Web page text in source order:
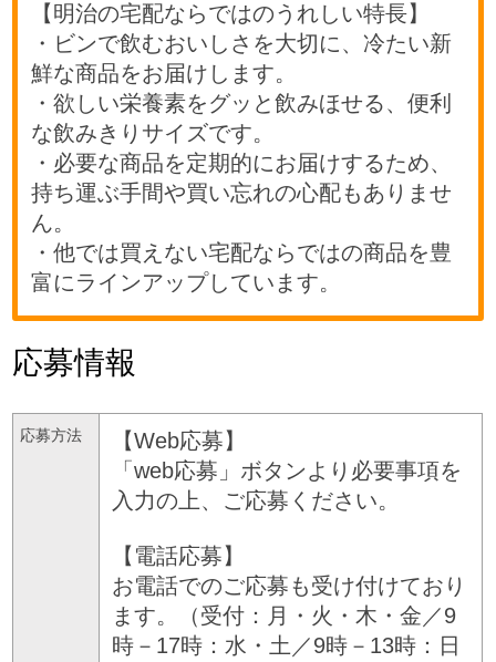
【明治の宅配ならではのうれしい特長】
・ビンで飲むおいしさを大切に、冷たい新
鮮な商品をお届けします。
・欲しい栄養素をグッと飲みほせる、便利
な飲みきりサイズです。
・必要な商品を定期的にお届けするため、
持ち運ぶ手間や買い忘れの心配もありませ
ん。
・他では買えない宅配ならではの商品を豊
富にラインアップしています。
応募情報
応募方法
【Web応募】
「web応募」ボタンより必要事項を
入力の上、ご応募ください。
【電話応募】
お電話でのご応募も受け付けており
ます。（受付：月・火・木・金／9
時－17時：水・土／9時－13時：日